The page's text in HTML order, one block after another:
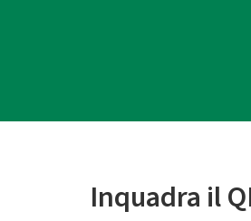
Inquadra il